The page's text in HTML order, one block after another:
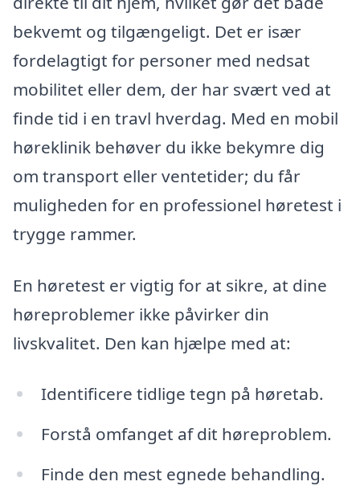
bekvemt og tilgængeligt. Det er især
fordelagtigt for personer med nedsat
mobilitet eller dem, der har svært ved at
finde tid i en travl hverdag. Med en mobil
høreklinik behøver du ikke bekymre dig
om transport eller ventetider; du får
muligheden for en professionel høretest i
trygge rammer.
En høretest er vigtig for at sikre, at dine
høreproblemer ikke påvirker din
livskvalitet. Den kan hjælpe med at:
Identificere tidlige tegn på høretab.
Forstå omfanget af dit høreproblem.
Finde den mest egnede behandling.